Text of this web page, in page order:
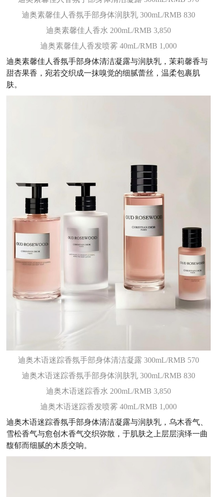
迪奥素馨佳人香氛手部身体润肤乳 300mL/RMB 830
迪奥素馨佳人香水 200mL/RMB 3,850
迪奥素馨佳人香发喷雾 40mL/RMB 1,000
迪奥素馨佳人香氛手部身体清洁凝露与润肤乳，茉莉馨香与
甜杏果香，宛若交织成一抹嗅觉的细腻蕾丝，温柔包裹肌
肤。
迪奥木语迷踪香氛手部身体清洁凝露 300mL/RMB 570
迪奥木语迷踪香氛手部身体润肤乳 300mL/RMB 830
迪奥木语迷踪香水 200mL/RMB 3,850
迪奥木语迷踪香发喷雾 40mL/RMB 1,000
迪奥木语迷踪香氛手部身体清洁凝露与润肤乳，乌木香气、
雪松香气与愈创木香气交织弥散，于肌肤之上层层演绎一曲
馥郁而细腻的木质交响。